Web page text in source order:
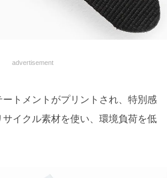
advertisement
トメントがプリントされ、特別感
イクル素材を使い、環境負荷を低